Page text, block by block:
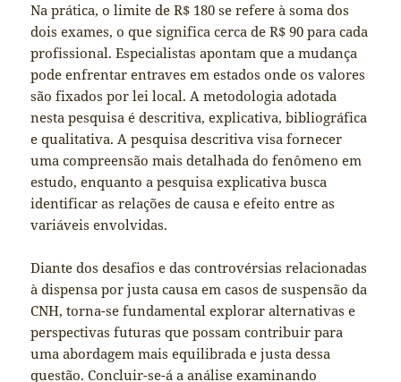
Na prática, o limite de R$ 180 se refere à soma dos
dois exames, o que significa cerca de R$ 90 para cada
profissional. Especialistas apontam que a mudança
pode enfrentar entraves em estados onde os valores
são fixados por lei local. A metodologia adotada
nesta pesquisa é descritiva, explicativa, bibliográfica
e qualitativa. A pesquisa descritiva visa fornecer
uma compreensão mais detalhada do fenômeno em
estudo, enquanto a pesquisa explicativa busca
identificar as relações de causa e efeito entre as
variáveis envolvidas.
Diante dos desafios e das controvérsias relacionadas
à dispensa por justa causa em casos de suspensão da
CNH, torna-se fundamental explorar alternativas e
perspectivas futuras que possam contribuir para
uma abordagem mais equilibrada e justa dessa
questão. Concluir-se-á a análise examinando